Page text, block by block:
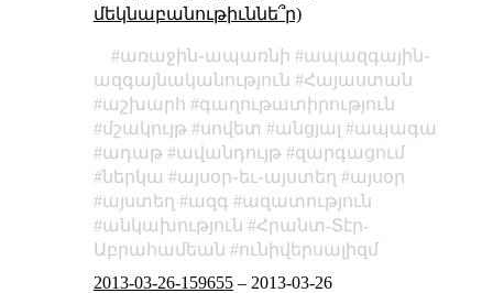
մեկնաբանութիւննե՞ր)
առաջին֊ապառնի
ապազգային֊
ազգայնականություն
Հայաստան
աշխարհ
գաղութատիրություն
մշակույթ
սովետ անցյալ
ապագա
ադաթ
ավանդույթ
զարգացում
ներկա
այսօր֊եւ֊այստեղ
այսօր
այստեղ
ազգ
ազատություն
անկախություն
Հրանտ-Տէր-
Աբրահամեան
ունիվերսալիզմ
2013-03-26-159655– 2013-03-26